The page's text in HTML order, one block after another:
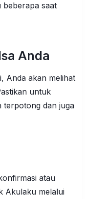
beberapa saat
Anda
Anda akan melihat
untuk
terpotong dan juga
atau
Akulaku melalui